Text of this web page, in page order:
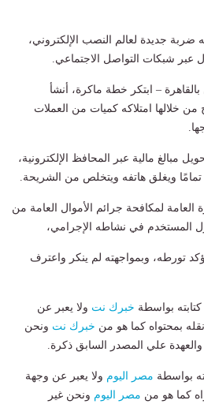
ضربة جديدة لعالم النصب الإلكتروني،
عبر شبكات التواصل الاجتماعي.
بالقاهرة – ابتكر خطة ماكرة، أنشأ
خلالها امتلاكه كميات من العملات
مبالغ مالية عبر المحافظ الإلكترونية،
تمامًا ويغلق هاتفه ويتخلص من الشريحة.
العامة لمكافحة جرائم الأموال العامة من
المستخدم في نشاطه الإجرامي،
تورطه، وبمواجهته لم ينكر واعترف
بواسطة خبرك نت ولا يعبر عن
نقله بمحتواه كما هو من خبرك نت ونحن
علي المصدر السابق ذكرة.
بواسطة مصر اليوم ولا يعبر عن وجهة
كما هو من مصر اليوم ونحن غير